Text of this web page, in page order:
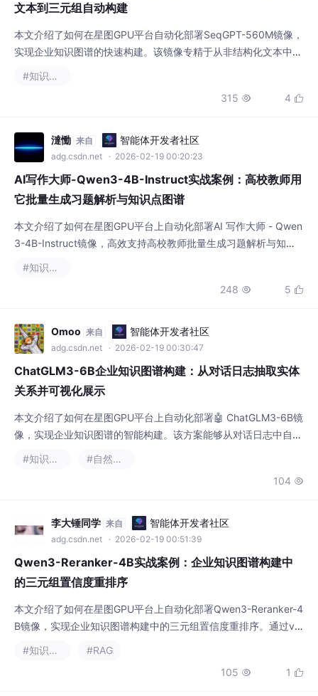
文本到三元组自动构建
本文介绍了如何在星图GPU平台自动化部署SeqGPT-560M镜像，
实现企业知识图谱的快速构建。该镜像专精于从非结构化文本中精
#知识图谱
315  4 
澾慟 来自 智能体开发者社区
adg.csdn.net · 2026-02-19 00:20:23
AI写作大师-Qwen3-4B-Instruct实战案例：高校教师用
它批量生成习题解析与知识点图谱
本文介绍了如何在星图GPU平台上自动化部署AI 写作大师 - Qwen
3-4B-Instruct镜像，高效支持高校教师批量生成习题解析与知识
#知识图谱
248  5 
Omoo 来自 智能体开发者社区
adg.csdn.net · 2026-02-19 00:30:47
ChatGLM3-6B企业知识图谱构建：从对话日志抽取实体
关系并可视化展示
本文介绍了如何在星图GPU平台上自动化部署🤖 ChatGLM3-6B镜
像，实现企业知识图谱的智能构建。该方案能够从对话日志中自动
#知识图谱
#自然语言处理
104 
李大锤同学 来自 智能体开发者社区
adg.csdn.net · 2026-02-19 00:51:39
Qwen3-Reranker-4B实战案例：企业知识图谱构建中
的三元组置信度重排序
本文介绍了如何在星图GPU平台上自动化部署Qwen3-Reranker-4
B镜像，实现企业知识图谱构建中的三元组置信度重排序。通过vL
#知识图谱
#RAG
105  1 